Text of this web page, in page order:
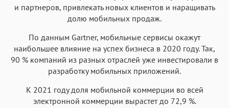
и партнеров, привлекать новых клиентов и наращивать
долю мобильных продаж.
По данным Gartner, мобильные сервисы окажут
наибольшее влияние на успех бизнеса в 2020 году. Так,
90 % компаний из разных отраслей уже инвестировали в
разработку мобильных приложений.
К 2021 году доля мобильной коммерции во всей
электронной коммерции вырастет до 72,9 %.